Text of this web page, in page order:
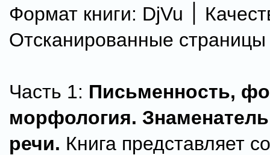
Формат книги: DjVu ׀ Качество:
Отсканированные страницы
Часть 1: Письменность,
морфология.
речи. Книга представляет